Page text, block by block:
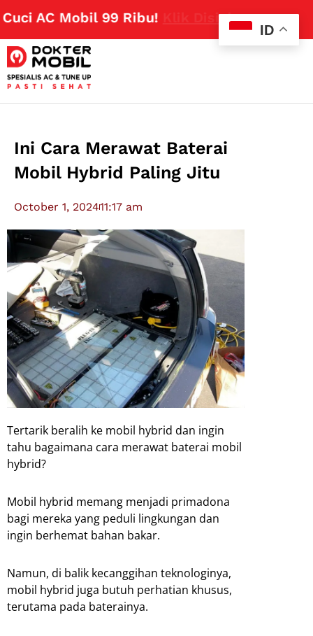
AC Mobil 99 Ribu!Klik Disini
Ini Cara Merawat Baterai
Mobil Hybrid Paling Jitu
October 1, 202411:17 am
Tertarik beralih ke mobil hybrid dan ingin
tahu bagaimana cara merawat baterai mobil
hybrid?
Mobil hybrid memang menjadi primadona
bagi mereka yang peduli lingkungan dan
ingin berhemat bahan bakar.
Namun, di balik kecanggihan teknologinya,
mobil hybrid juga butuh perhatian khusus,
terutama pada baterainya.
ID